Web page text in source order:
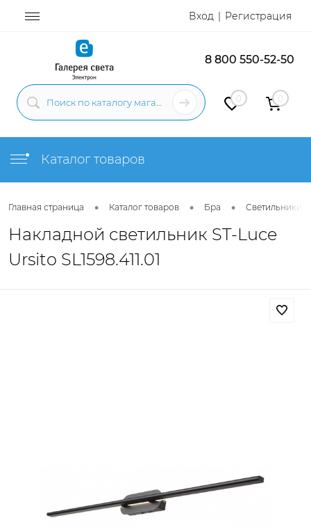
Вход Регистрация
8 800 550-52-50
0 0
Каталог товаров
Главная страница • Каталог товаров • Бра • Светильники
Накладной светильник ST-Luce
Ursito SL1598.411.01